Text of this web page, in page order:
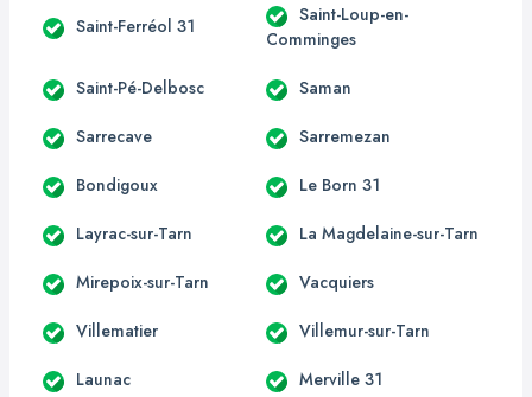
Saint-Ferréol 31
Saint-Loup-en-
Comminges
Saint-Pé-Delbosc Saman
Sarrecave Sarremezan
Bondigoux Le Born 31
Layrac-sur-Tarn La Magdelaine-sur-Tarn
Mirepoix-sur-Tarn Vacquiers
Villematier Villemur-sur-Tarn
Launac Merville 31